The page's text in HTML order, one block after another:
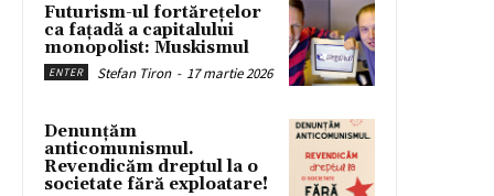
Futurism-ul fortărețelor
ca fațadă a capitalului
monopolist: Muskismul
ENTER Stefan Tiron - 17 martie 2026
Denunțăm
anticomunismul.
Revendicăm dreptul la o
societate fără exploatare!